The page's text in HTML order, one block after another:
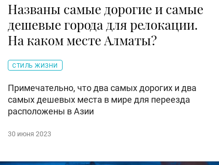
Названы самые дорогие и самые
дешевые города для релокации.
На каком месте Алматы?
СТИЛЬ ЖИЗНИ
Примечательно, что два самых дорогих и два
самых дешевых места в мире для переезда
расположены в Азии
30 июня 2023